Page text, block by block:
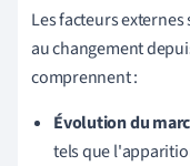
Les facteurs
au changement
comprennent :
Évolution du
tels que